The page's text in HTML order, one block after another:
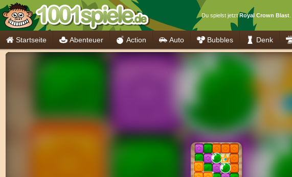
Du spielst jetztRoyal Crown Blast
Startseite Abenteuer Action Auto Bubbles Denk